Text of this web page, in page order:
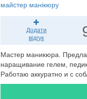
майстер манікюру
Додати
відгук
Мастер маникюра.
наращивание гелем,
Работаю аккуратно и с